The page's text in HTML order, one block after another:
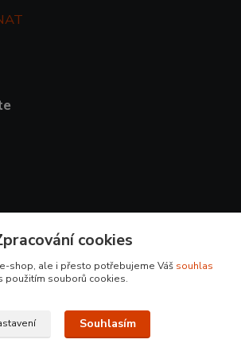
cookies
shop, ale i přesto potřebujeme Váš souhlas
použitím souborů cookies.
Souhlasím